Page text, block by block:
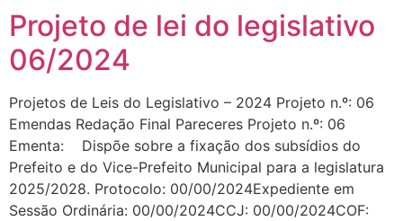
Projeto de lei do legislativo
06/2024
Projetos de Leis do Legislativo – 2024 Projeto n.º: 06
Emendas Redação Final Pareceres Projeto n.º: 06
Ementa: Dispõe sobre a fixação dos subsídios do
Prefeito e do Vice-Prefeito Municipal para a legislatura
2025/2028. Protocolo: 00/00/2024Expediente em
Sessão Ordinária: 00/00/2024CCJ: 00/00/2024COF: